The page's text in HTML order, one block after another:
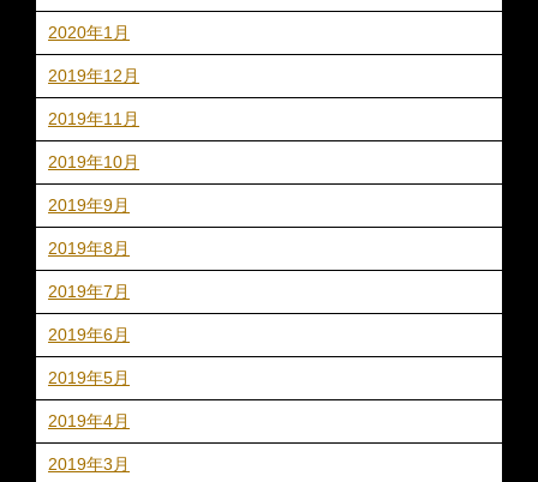
2020年1月
2019年12月
2019年11月
2019年10月
2019年9月
2019年8月
2019年7月
2019年6月
2019年5月
2019年4月
2019年3月